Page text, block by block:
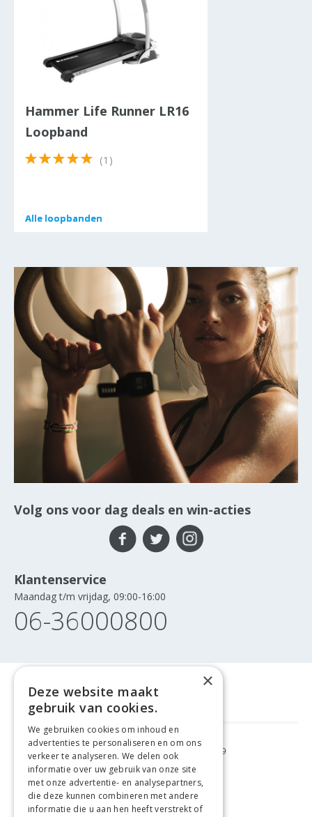
Hammer Life Runner LR16
Loopband
(1)
Alle loopbanden
Alle loopbanden
Volg ons voor dag deals en win-acties
Klantenservice
Maandag t/m vrijdag, 09:00-16:00
06-36000800
GRATIS VERZENDING VANAF €99
GEMAKKELIJKRETOURNEREN
×
Deze website maakt
gebruik van cookies.
We gebruiken cookies om inhoud en
advertenties te personaliseren en om ons
verkeer te analyseren. We delen ook
informatie over uw gebruik van onze site
met onze advertentie- en analysepartners,
die deze kunnen combineren met andere
informatie die u aan hen heeft verstrekt of